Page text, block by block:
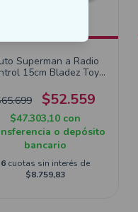
Superman a Radio
15cm Bladez Toyz
$52.559
$47.303,10 con
o depósito
bancario
6 cuotas sin interés de
$8.759,83